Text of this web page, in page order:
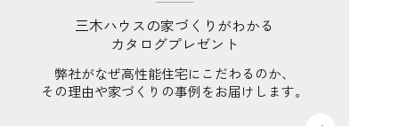
三木ハウスの家づくりがわかる
カタログプレゼント
弊社がなぜ高性能住宅にこだわるのか、
その理由や家づくりの事例をお届けします。